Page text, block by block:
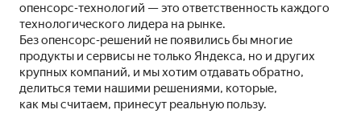
опенсорс‑технологий — это ответственность каждого
технологического лидера на рынке.
Без опенсорс‑решений не появились бы многие
продукты и сервисы не только Яндекса, но и других
крупных компаний, и мы хотим отдавать обратно,
делиться теми нашими решениями, которые,
как мы считаем, принесут реальную пользу.